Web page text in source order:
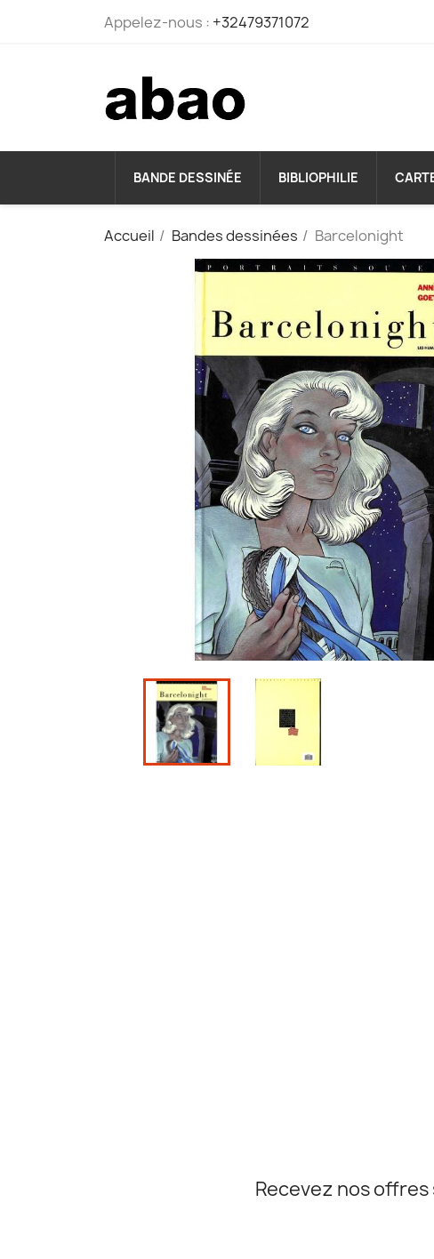
Appelez-nous : +32479371072
BANDE DESSINÉE BIBLIOPHILIE
Accueil Bandes dessinées Barcelonight
Recevez nos